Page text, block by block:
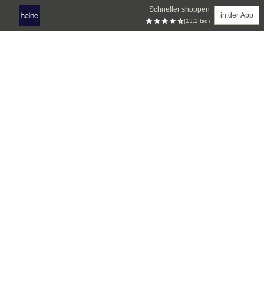
Schneller shoppen
(13.2 tsd)
in der App